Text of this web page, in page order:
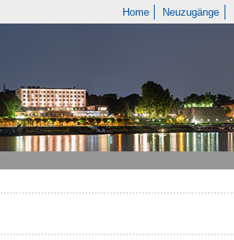
Home Neuzugänge